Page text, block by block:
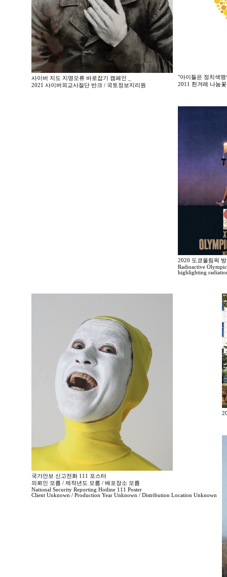
사이버 지도 지명오류 바로잡기 캠페인 _
2021 사이버외교사절단 반크 / 국토정보지리원
"아이들은 정치색
2011 한겨레 나눔
2020 도쿄올림픽
Radioactive
highlighting
국가안보 신고전화 111 포스터
의뢰인 모름 / 제작년도 모름 / 배포장소 모름
National Security Reporting Hotline 111 Poster
Client Unknown / Production Year Unknown / Distribution Location Unknown